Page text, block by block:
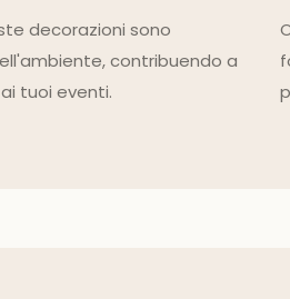
decorazioni sono
contribuendo a
tuoi eventi.